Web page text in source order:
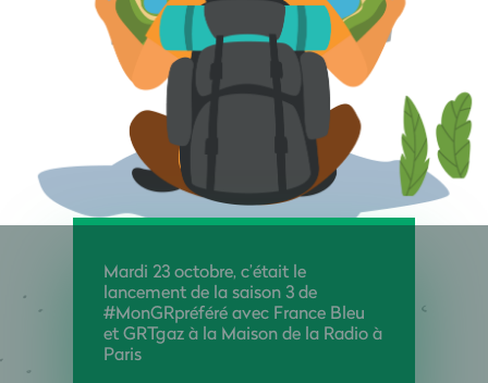
Mardi 23 octobre, c’était le
lancement de la saison 3 de
#MonGRpréféré avec France Bleu
et GRTgaz à la Maison de la Radio à
Paris